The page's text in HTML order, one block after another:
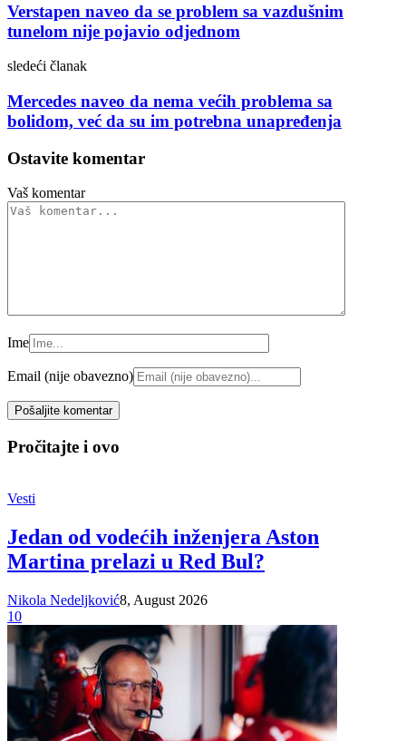
Verstapen naveo da se problem sa vazdušnim
tunelom nije pojavio odjednom
sledeći članak
Mercedes naveo da nema većih problema sa
bolidom, već da su im potrebna unapređenja
Ostavite komentar
Vaš komentar
Ime
Email (nije obavezno)
Pročitajte i ovo
Vesti
Jedan od vodećih inženjera Aston
Martina prelazi u Red Bul?
Nikola Nedeljković8, August 2026
10